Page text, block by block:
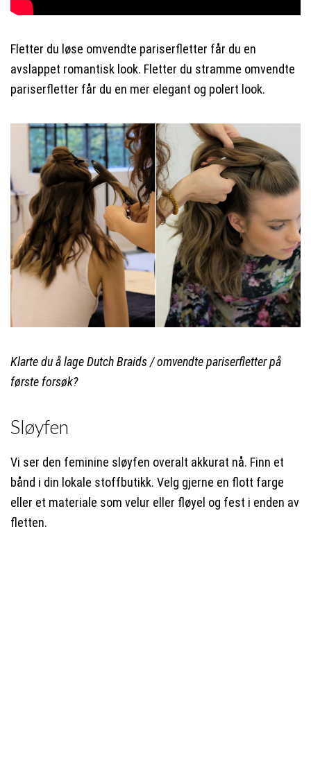
Fletter du løse omvendte pariserfletter får du en
avslappet romantisk look. Fletter du stramme omvendte
pariserfletter får du en mer elegant og polert look.
Klarte du å lage Dutch Braids / omvendte pariserfletter på
første forsøk?
Sløyfen
Vi ser den feminine sløyfen overalt akkurat nå. Finn et
bånd i din lokale stoffbutikk. Velg gjerne en flott farge
eller et materiale som velur eller fløyel og fest i enden av
fletten.